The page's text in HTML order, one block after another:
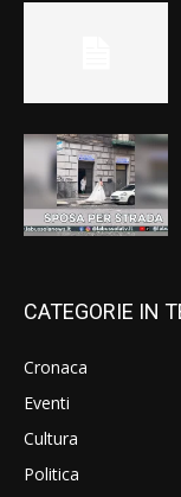
CATEGORIE IN
Cronaca
Eventi
Cultura
Politica